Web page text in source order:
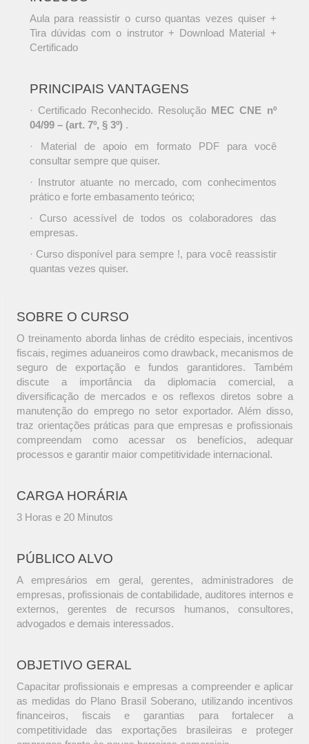
Aula para reassistir o curso quantas vezes quiser +
Tira dúvidas com o instrutor + Download Material +
Certificado
PRINCIPAIS VANTAGENS
· Certificado Reconhecido. Resolução MEC CNE nº
04/99 – (art. 7º, § 3º) .
· Material de apoio em formato PDF para você
consultar sempre que quiser.
· Instrutor atuante no mercado, com conhecimentos
prático e forte embasamento teórico;
· Curso acessível de todos os colaboradores das
empresas.
· Curso disponível para sempre !, para você reassistir
quantas vezes quiser.
SOBRE O CURSO
O treinamento aborda linhas de crédito especiais, incentivos
fiscais, regimes aduaneiros como drawback, mecanismos de
seguro de exportação e fundos garantidores. Também
discute a importância da diplomacia comercial, a
diversificação de mercados e os reflexos diretos sobre a
manutenção do emprego no setor exportador. Além disso,
traz orientações práticas para que empresas e profissionais
compreendam como acessar os benefícios, adequar
processos e garantir maior competitividade internacional.
CARGA HORÁRIA
3 Horas e 20 Minutos
PÚBLICO ALVO
A empresários em geral, gerentes, administradores de
empresas, profissionais de contabilidade, auditores internos e
externos, gerentes de recursos humanos, consultores,
advogados e demais interessados.
OBJETIVO GERAL
Capacitar profissionais e empresas a compreender e aplicar
as medidas do Plano Brasil Soberano, utilizando incentivos
financeiros, fiscais e garantias para fortalecer a
competitividade das exportações brasileiras e proteger